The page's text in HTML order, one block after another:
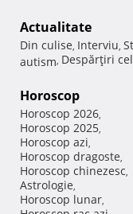
Actualitate
Din culise, Interviu,
autism, Despărţiri
Horoscop
Horoscop 2026,
Horoscop 2025,
Horoscop azi,
Horoscop dragoste,
Horoscop chinezesc,
Astrologie,
Horoscop lunar,